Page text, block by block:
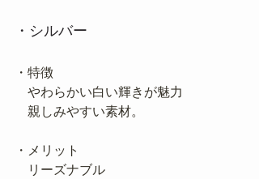
・シルバー
・特徴
やわらかい白い輝きが魅力
親しみやすい素材。
・メリット
リーズナブル